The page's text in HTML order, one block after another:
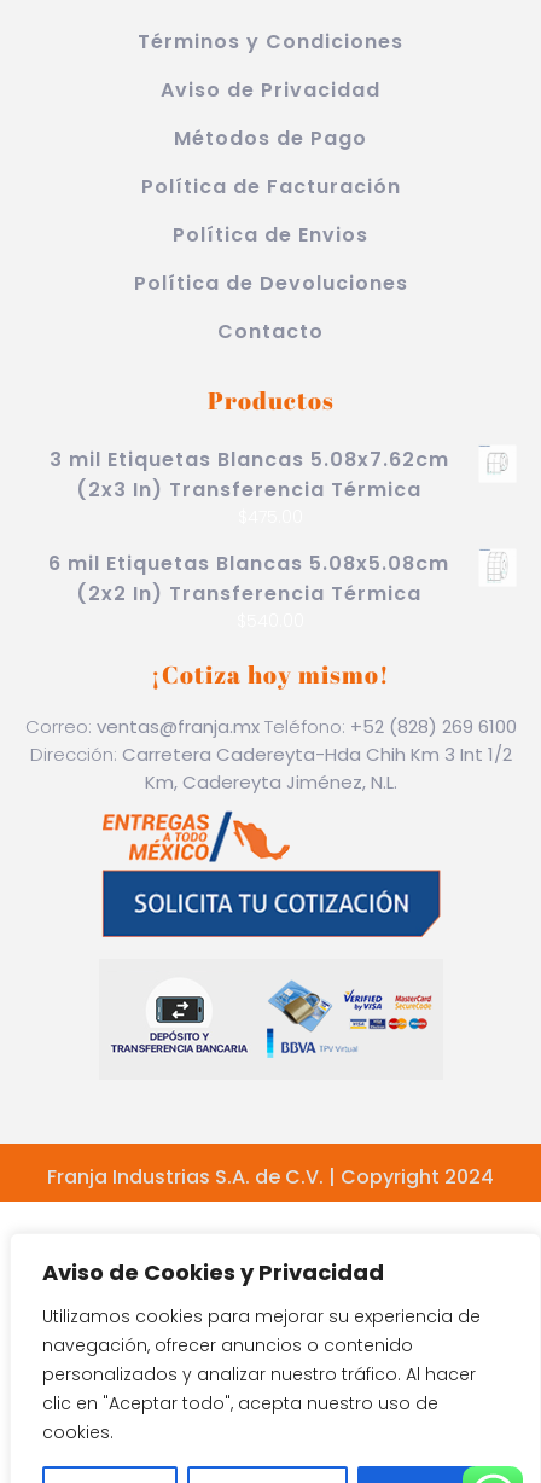
Aviso de Cookies y Privacidad
Utilizamos cookies para mejorar su experiencia de
navegación, ofrecer anuncios o contenido
personalizados y analizar nuestro tráfico. Al hacer
clic en "Aceptar todo", acepta nuestro uso de
cookies.
Términos y Condiciones
Aviso de Privacidad
Métodos de Pago
Política de Facturación
Política de Envios
Política de Devoluciones
Contacto
Productos
3 mil Etiquetas Blancas 5.08x7.62cm
(2x3 In) Transferencia Térmica
6 mil Etiquetas Blancas 5.08x5.08cm
(2x2 In) Transferencia Térmica
¡Cotiza hoy mismo!
Correo: ventas@franja.mxTeléfono: +52 (828) 269 6100
Dirección: Carretera Cadereyta-Hda Chih Km 3 Int 1/2
Km, Cadereyta Jiménez, N.L.
Franja Industrias S.A. de C.V. | Copyright 2024